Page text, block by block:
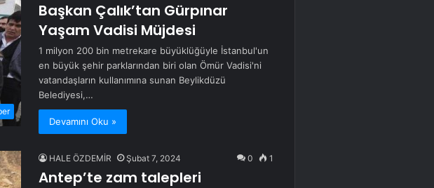
Başkan Çalık’tan Gürpınar
Yaşam Vadisi Müjdesi
1 milyon 200 bin metrekare büyüklüğüyle İstanbul'un
en büyük şehir parklarından biri olan Ömür Vadisi'ni
vatandaşların kullanımına sunan Beylikdüzü
Belediyesi,…
Devamını Oku »
HALE ÖZDEMİR Şubat 7, 2024 0 1
Antep’te zam talepleri